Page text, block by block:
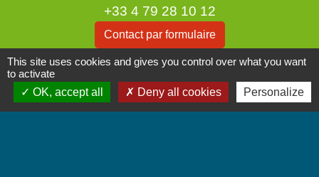
+33 4 79 28 10 12
Contact par formulaire
Lundi et Jeudi de 16h à 19h.
Vendredi de 9h à 12h.
This site uses cookies and gives you control over what you want
to activate
OK, accept all
Deny all cookies Personalize